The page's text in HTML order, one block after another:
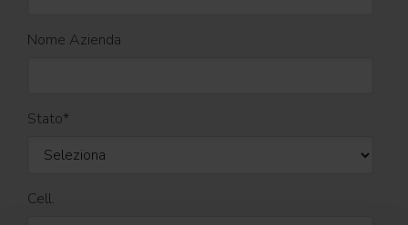
Nome Azienda
Stato*
Cell.